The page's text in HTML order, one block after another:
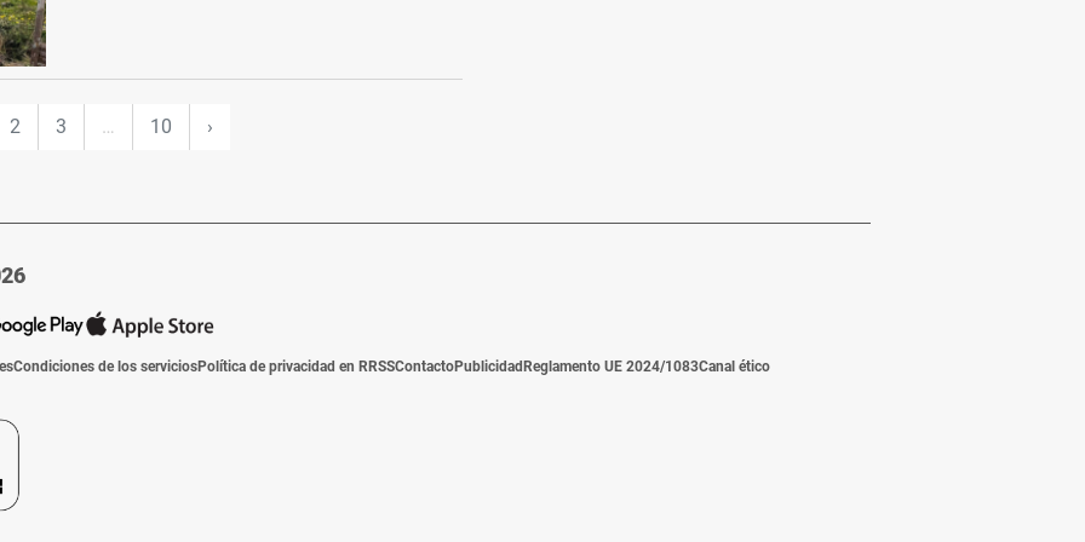
2 3 … 10 ›
Condiciones de los serviciosPolítica de privacidad en RRSSContactoPublicidadReglamento UE 2024/1083Canal ético